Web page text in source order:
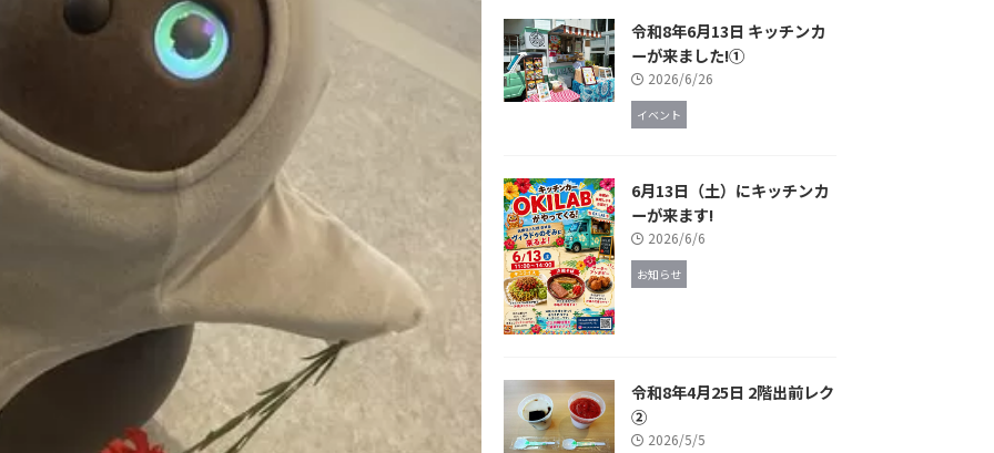
令和8年6月13日 キッチンカ
ーが来ました!①
2026/6/26
イベント
6月13日（土）にキッチンカ
ーが来ます!
2026/6/6
お知らせ
令和8年4月25日 2階出前レク
②
2026/5/5